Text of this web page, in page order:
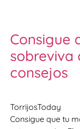
Consigue
sobreviva
consejos
TorrijosToday
Consigue que tu